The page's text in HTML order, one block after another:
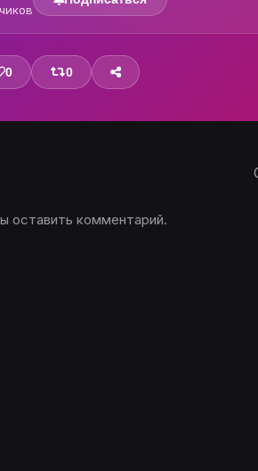
0 0
оставить комментарий.